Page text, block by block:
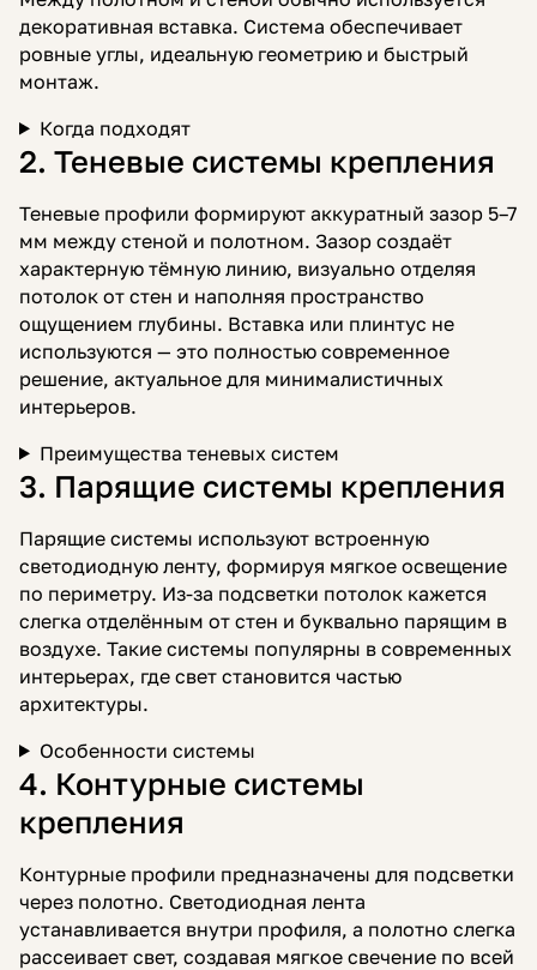
декоративная вставка. Система обеспечивает
ровные углы, идеальную геометрию и быстрый
монтаж.
Когда подходят
2. Теневые системы крепления
Теневые профили формируют аккуратный зазор 5–7
мм между стеной и полотном. Зазор создаёт
характерную тёмную линию, визуально отделяя
потолок от стен и наполняя пространство
ощущением глубины. Вставка или плинтус не
используются — это полностью современное
решение, актуальное для минималистичных
интерьеров.
Преимущества теневых систем
3. Парящие системы крепления
Парящие системы используют встроенную
светодиодную ленту, формируя мягкое освещение
по периметру. Из-за подсветки потолок кажется
слегка отделённым от стен и буквально парящим в
воздухе. Такие системы популярны в современных
интерьерах, где свет становится частью
архитектуры.
Особенности системы
4. Контурные системы
крепления
Контурные профили предназначены для подсветки
через полотно. Светодиодная лента
устанавливается внутри профиля, а полотно слегка
рассеивает свет, создавая мягкое свечение по всей